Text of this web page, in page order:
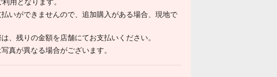
いができませんので、追加購入がある場合、現地で
、残りの金額を店舗にてお支払いください。
真が異なる場合がございます。